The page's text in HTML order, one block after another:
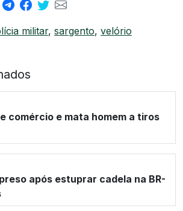
militar, sargento, velório
comércio e mata homem a tiros
após estuprar cadela na BR-